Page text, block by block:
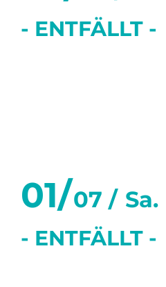
- ENTFÄLLT -
01/07 / Sa.
- ENTFÄLLT -